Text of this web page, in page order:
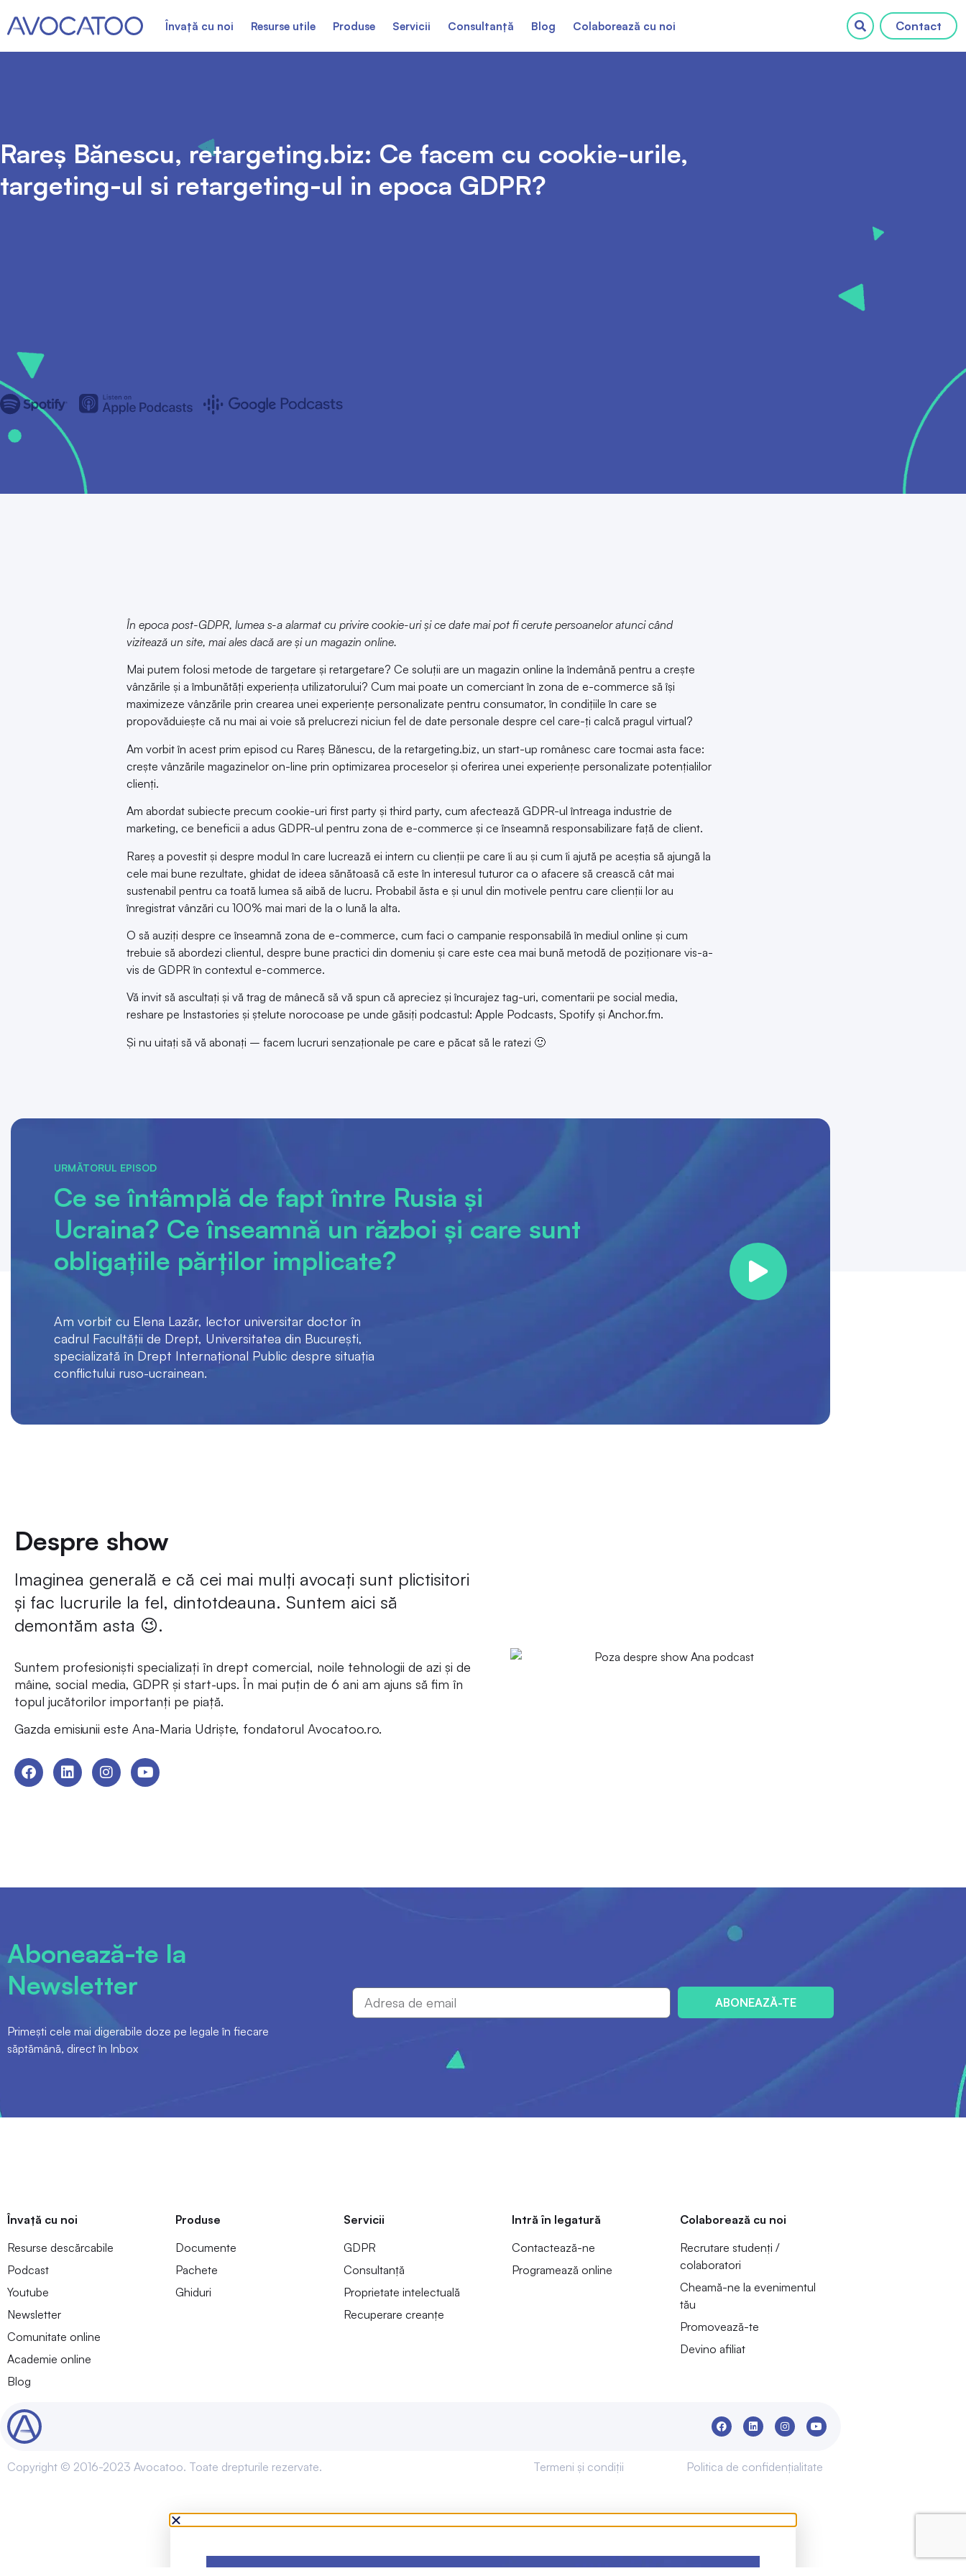
Contact
Învață cu noi Resurse utile Produse Servicii Consultanță Blog Colaborează cu noi
Rareș Bănescu, retargeting.biz: Ce facem cu cookie-urile,
targeting-ul si retargeting-ul in epoca GDPR?
În epoca post-GDPR, lumea s-a alarmat cu privire cookie-uri și ce date mai pot fi cerute persoanelor atunci când
vizitează un site, mai ales dacă are și un magazin online.
Mai putem folosi metode de targetare și retargetare? Ce soluții are un magazin online la îndemână pentru a crește
vânzările și a îmbunătăți experiența utilizatorului? Cum mai poate un comerciant în zona de e-commerce să își
maximizeze vânzările prin crearea unei experiențe personalizate pentru consumator, în condițiile în care se
propovăduiește că nu mai ai voie să prelucrezi niciun fel de date personale despre cel care-ți calcă pragul virtual?
Am vorbit în acest prim episod cu Rareș Bănescu, de la retargeting.biz, un start-up românesc care tocmai asta face:
crește vânzările magazinelor on-line prin optimizarea proceselor și oferirea unei experiențe personalizate potențialilor
clienți.
Am abordat subiecte precum cookie-uri first party și third party, cum afectează GDPR-ul întreaga industrie de
marketing, ce beneficii a adus GDPR-ul pentru zona de e-commerce și ce înseamnă responsabilizare față de client.
Rareș a povestit și despre modul în care lucrează ei intern cu clienții pe care îi au și cum îi ajută pe aceștia să ajungă la
cele mai bune rezultate, ghidat de ideea sănătoasă că este în interesul tuturor ca o afacere să crească cât mai
sustenabil pentru ca toată lumea să aibă de lucru. Probabil ăsta e și unul din motivele pentru care clienții lor au
înregistrat vânzări cu 100% mai mari de la o lună la alta.
O să auziți despre ce înseamnă zona de e-commerce, cum faci o campanie responsabilă în mediul online și cum
trebuie să abordezi clientul, despre bune practici din domeniu și care este cea mai bună metodă de poziționare vis-a-
vis de GDPR în contextul e-commerce.
Vă invit să ascultați și vă trag de mânecă să vă spun că apreciez și încurajez tag-uri, comentarii pe social media,
reshare pe Instastories și ștelute norocoase pe unde găsiți podcastul: Apple Podcasts, Spotify și Anchor.fm.
Și nu uitați să vă abonați – facem lucruri senzaționale pe care e păcat să le ratezi 🙂
URMĂTORUL EPISOD
Ce se întâmplă de fapt între Rusia și
Ucraina? Ce înseamnă un război și care sunt
obligațiile părților implicate?
Am vorbit cu Elena Lazăr, lector universitar doctor în
cadrul Facultății de Drept, Universitatea din București,
specializată în Drept Internațional Public despre situația
conflictului ruso-ucrainean.
Despre show
Imaginea generală e că cei mai mulți avocați sunt plictisitori
și fac lucrurile la fel, dintotdeauna. Suntem aici să
demontăm asta 😉.
Suntem profesioniști specializați în drept comercial, noile tehnologii de azi și de
mâine, social media, GDPR și start-ups. În mai puțin de 6 ani am ajuns să fim în
topul jucătorilor importanți pe piață.
Gazda emisiunii este Ana-Maria Udriște, fondatorul Avocatoo.ro.
Abonează-te la
Newsletter
Primești cele mai digerabile doze pe legale în fiecare
săptămână, direct în Inbox
ABONEAZĂ-TE
Învață cu noi
Resurse descărcabile
Podcast
Youtube
Newsletter
Comunitate online
Academie online
Blog
Produse
Documente
Pachete
Ghiduri
Servicii
GDPR
Consultanță
Proprietate intelectuală
Recuperare creanțe
Intră în legatură
Contactează-ne
Programează online
Colaborează cu noi
Recrutare studenți /
colaboratori
Cheamă-ne la evenimentul
tău
Promovează-te
Devino afiliat
Copyright © 2016-2023 Avocatoo. Toate drepturile rezervate. Termeni și condiții Politica de confidențialitate